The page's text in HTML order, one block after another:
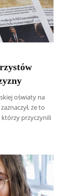
oświaty na
że to
którzy przyczynili